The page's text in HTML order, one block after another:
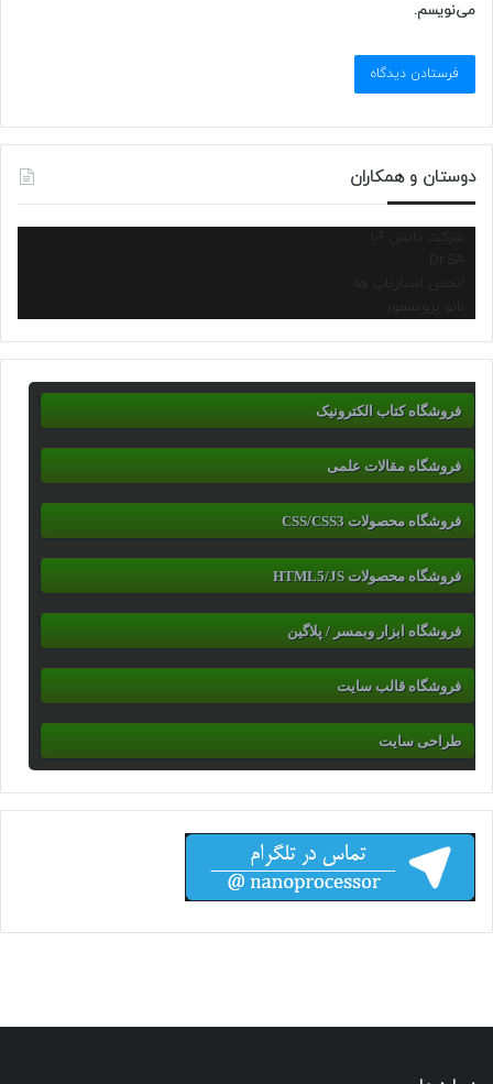
می‌نویسم.
دوستان و همکاران
شرکت دانش آرا
انجمن استارتاپ ها
نانو پروسسور
فروشگاه کتاب الکترونیک
فروشگاه مقالات علمی
فروشگاه محصولات CSS/CSS3
فروشگاه محصولات HTML5/JS
فروشگاه ابزار وبمسر / پلاگین
فروشگاه قالب سایت
طراحی سایت